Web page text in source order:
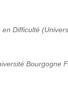
Difficulté
Bourgogne